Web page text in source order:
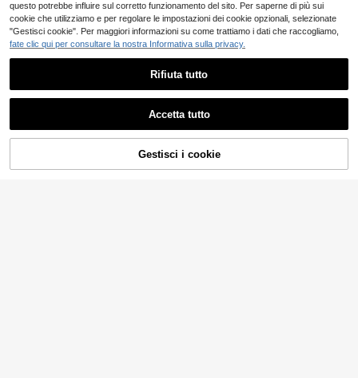
COMPRA ORA AGGIUNGI AL CARRELLO
questo potrebbe influire sul corretto funzionamento del sito. Per saperne di più sui
cookie che utilizziamo e per regolare le impostazioni dei cookie opzionali, selezionate
"Gestisci cookie". Per maggiori informazioni su come trattiamo i dati che raccogliamo,
fate clic qui per consultare la nostra Informativa sulla privacy.
Rifiuta tutto
Accetta tutto
Gestisci i cookie